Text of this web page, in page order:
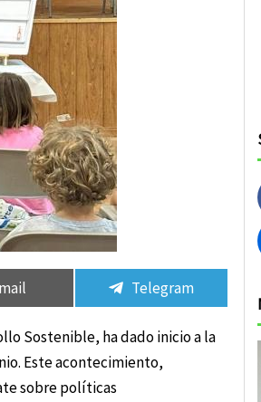
en
Telegram
Sostenible, ha dado inicio a la
Este acontecimiento,
sobre políticas
en